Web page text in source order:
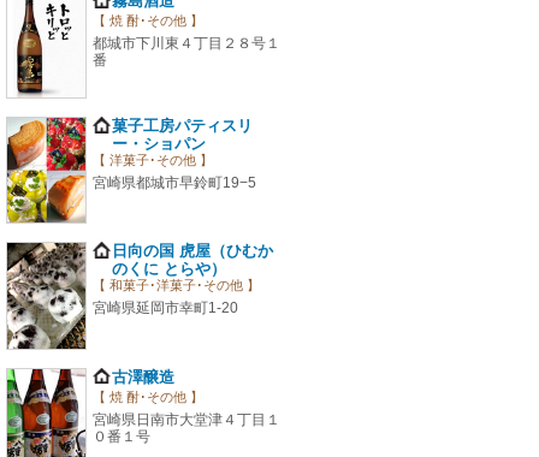
【 焼 酎･その他 】
都城市下川東４丁目２８号１
番
菓子工房パティスリ
ー・ショパン
【 洋菓子･その他 】
宮崎県都城市早鈴町19−5
日向の国 虎屋（ひむか
のくに とらや）
【 和菓子･洋菓子･その他 】
宮崎県延岡市幸町1-20
古澤醸造
【 焼 酎･その他 】
宮崎県日南市大堂津４丁目１
０番１号